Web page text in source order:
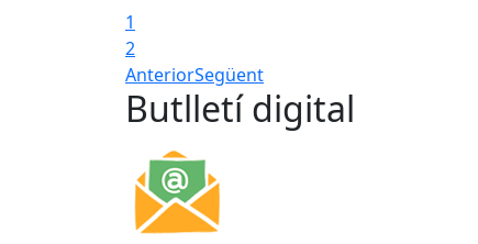
1
2
AnteriorSegüent
Butlletí digital